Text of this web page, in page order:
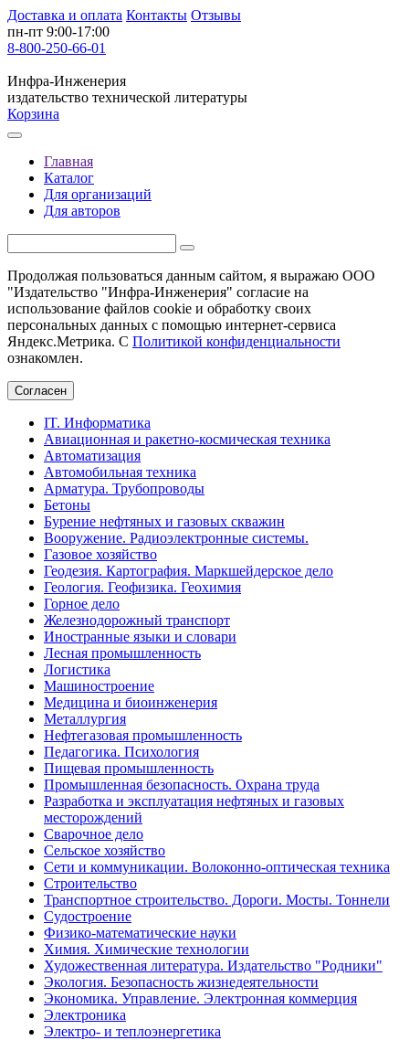
Доставка и оплата Контакты Отзывы
пн-пт 9:00-17:00
8-800-250-66-01
Инфра-Инженерия
издательство технической литературы
Корзина
Главная
Каталог
Для организаций
Для авторов
Продолжая пользоваться данным сайтом, я выражаю ООО
"Издательство "Инфра-Инженерия" согласие на
использование файлов cookie и обработку своих
персональных данных с помощью интернет-сервиса
Яндекс.Метрика. С Политикой конфиденциальности
ознакомлен.
Согласен
IT. Информатика
Авиационная и ракетно-космическая техника
Автоматизация
Автомобильная техника
Арматура. Трубопроводы
Бетоны
Бурение нефтяных и газовых скважин
Вооружение. Радиоэлектронные системы.
Газовое хозяйство
Геодезия. Картография. Маркшейдерское дело
Геология. Геофизика. Геохимия
Горное дело
Железнодорожный транспорт
Иностранные языки и словари
Лесная промышленность
Логистика
Машиностроение
Медицина и биоинженерия
Металлургия
Нефтегазовая промышленность
Педагогика. Психология
Пищевая промышленность
Промышленная безопасность. Охрана труда
Разработка и эксплуатация нефтяных и газовых
месторождений
Сварочное дело
Сельское хозяйство
Сети и коммуникации. Волоконно-оптическая техника
Строительство
Транспортное строительство. Дороги. Мосты. Тоннели
Судостроение
Физико-математические науки
Химия. Химические технологии
Художественная литература. Издательство "Родники"
Экология. Безопасность жизнедеятельности
Экономика. Управление. Электронная коммерция
Электроника
Электро- и теплоэнергетика